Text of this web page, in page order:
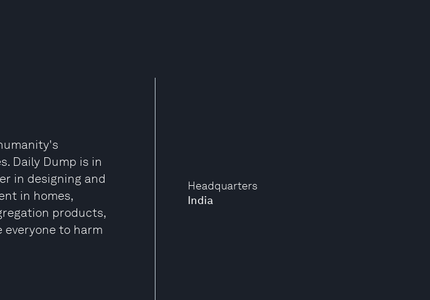
Headquarters
India
Daily Dump is in
in designing and
in homes,
products,
everyone to harm